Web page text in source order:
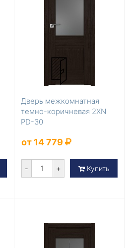
Дверь межкомнатная
темно-коричневая 2XN
PD-30
от 14 779
- + Купить